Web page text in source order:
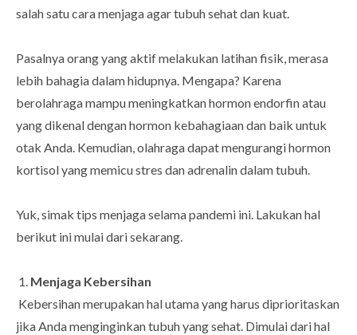
salah satu cara menjaga agar tubuh sehat dan kuat.
Pasalnya orang yang aktif melakukan latihan fisik, merasa
lebih bahagia dalam hidupnya. Mengapa? Karena
berolahraga mampu meningkatkan hormon endorfin atau
yang dikenal dengan hormon kebahagiaan dan baik untuk
otak Anda. Kemudian, olahraga dapat mengurangi hormon
kortisol yang memicu stres dan adrenalin dalam tubuh.
Yuk, simak tips menjaga selama pandemi ini. Lakukan hal
berikut ini mulai dari sekarang.
1. Menjaga Kebersihan
Kebersihan merupakan hal utama yang harus diprioritaskan
jika Anda menginginkan tubuh yang sehat. Dimulai dari hal